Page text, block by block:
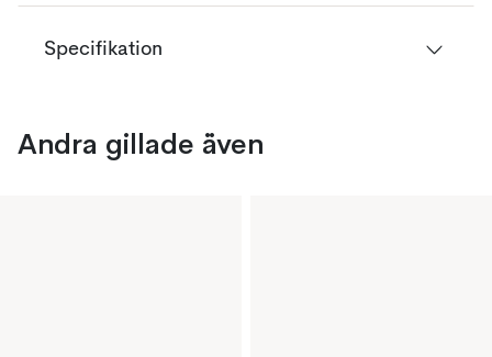
Specifikation
Andra gillade även